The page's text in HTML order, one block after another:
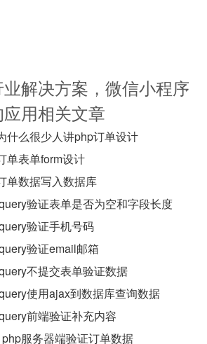
解决方案，微信小程序
用相关文章
什么很少人讲php订单设计
单表单form设计
单数据写入数据库
验证表单是否为空和字段长度
验证手机号码
验证email邮箱
不提交表单验证数据
使用ajax到数据库查询数据
前端验证补充内容
php服务器端验证订单数据